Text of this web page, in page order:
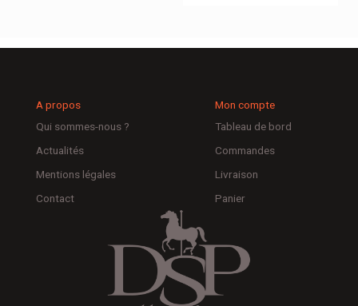
A propos
Qui sommes-nous ?
Actualités
Mentions légales
Contact
Mon compte
Tableau de bord
Commandes
Livraison
Panier